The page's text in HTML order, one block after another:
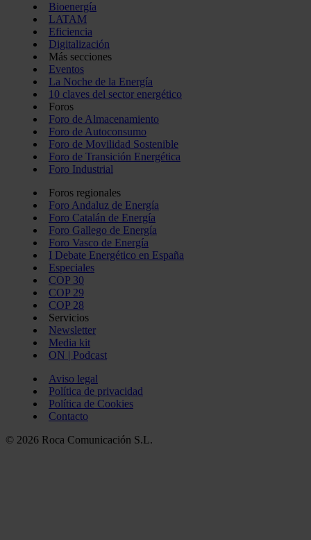
Bioenergía
LATAM
Eficiencia
Digitalización
Más secciones
Eventos
La Noche de la Energía
10 claves del sector energético
Foros
Foro de Almacenamiento
Foro de Autoconsumo
Foro de Movilidad Sostenible
Foro de Transición Energética
Foro Industrial
Foros regionales
Foro Andaluz de Energía
Foro Catalán de Energía
Foro Gallego de Energía
Foro Vasco de Energía
I Debate Energético en España
Especiales
COP 30
COP 29
COP 28
Servicios
Newsletter
Media kit
ON | Podcast
Aviso legal
Política de privacidad
Política de Cookies
Contacto
© 2026 Roca Comunicación S.L.